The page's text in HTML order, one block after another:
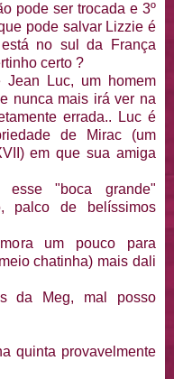
pode ser trocada e 3º
pode salvar Lizzie é
no sul da França
certo ?
Luc, um homem
nunca mais irá ver na
errada.. Luc é
de Mirac (um
em que sua amiga
esse "boca grande"
palco de belíssimos
um pouco para
chatinha) mais dali
da Meg, mal posso
quinta provavelmente